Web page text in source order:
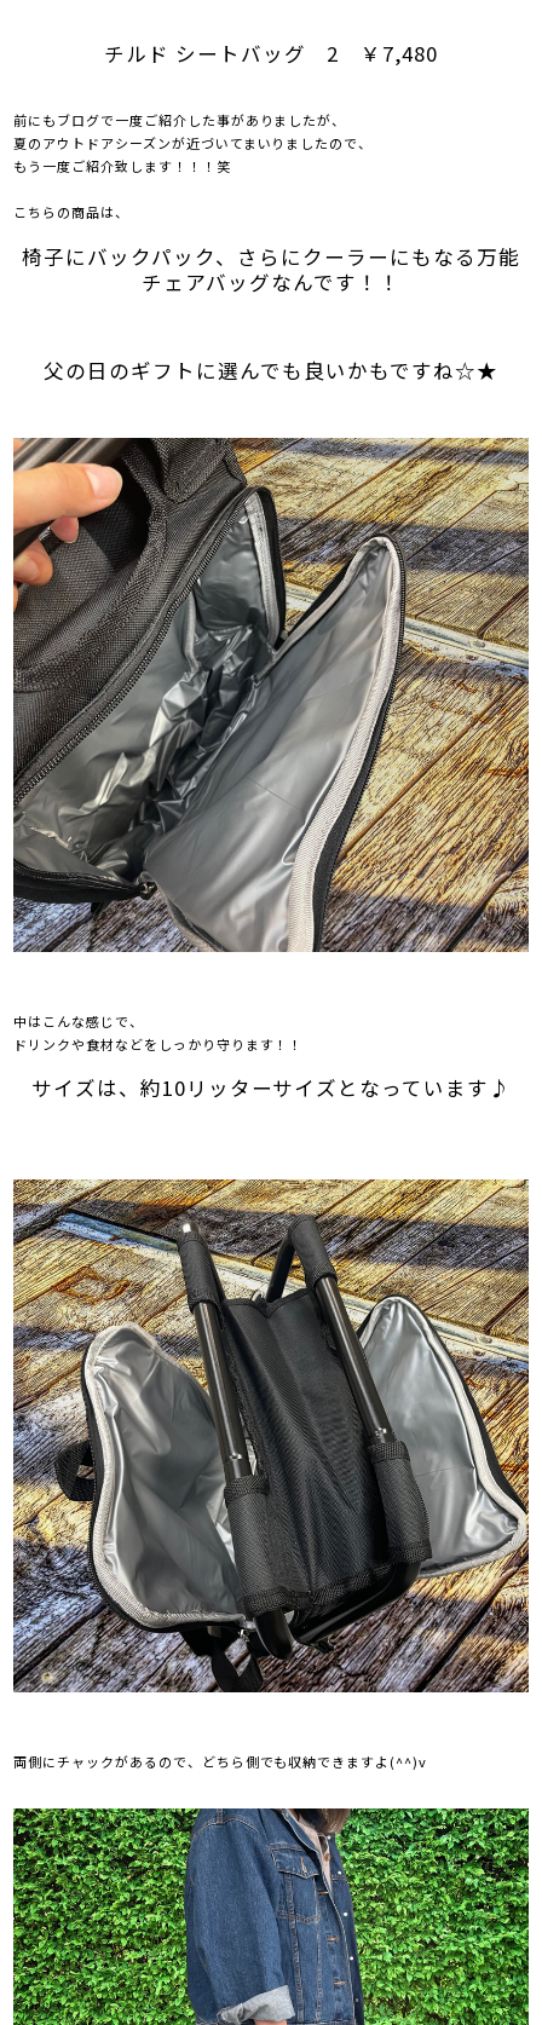
チルド シートバッグ 2 ￥7,480
前にもブログで一度ご紹介した事がありましたが、
夏のアウトドアシーズンが近づいてまいりましたので、
もう一度ご紹介致します！！！笑
こちらの商品は、
椅子にバックパック、さらにクーラーにもなる万能
チェアバッグなんです！！
父の日のギフトに選んでも良いかもですね☆★
中はこんな感じで、
ドリンクや食材などをしっかり守ります！！
サイズは、約10リッターサイズとなっています♪
両側にチャックがあるので、どちら側でも収納できますよ(^^)v